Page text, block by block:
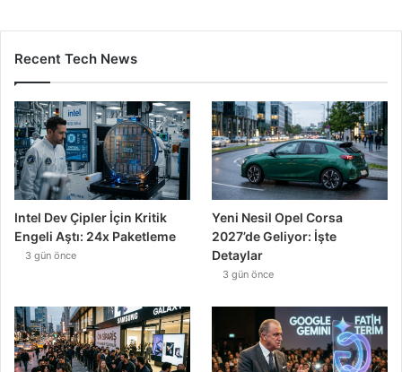
Recent Tech News
Intel Dev Çipler İçin Kritik
Engeli Aştı: 24x Paketleme
3 gün önce
Yeni Nesil Opel Corsa
2027’de Geliyor: İşte
Detaylar
3 gün önce